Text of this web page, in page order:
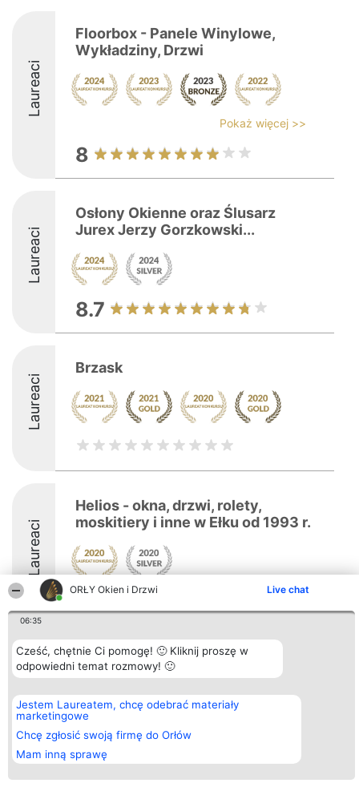
ORŁY Okien i Drzwi Live chat
06:35
Cześć, chętnie Ci pomogę! 🙂 Kliknij proszę w
odpowiedni temat rozmowy! 🙂
Jestem Laureatem, chcę odebrać materiały
marketingowe
Chcę zgłosić swoją firmę do Orłów
Mam inną sprawę
Laureaci
Floorbox - Panele Winylowe,
Wykładziny, Drzwi
Pokaż więcej >>
8
Laureaci
Osłony Okienne oraz Ślusarz
Jurex Jerzy Gorzkowski...
8.7
Laureaci
Brzask
Laureaci
Helios - okna, drzwi, rolety,
moskitiery i inne w Ełku od 1993 r.
Organizator plebiscytu
Bright Side Solutions sp. z o.
o. sp. k.
ul. Ruska 22
Wrocław 50-079
KRS 0000749100 | Regon
381313360 | NIP 8943132676
+48 508 492 400
Plebiscyt
Laureaci
Lista
wszystkich
Laureatów
Regulamin
Polityka
Kontakt